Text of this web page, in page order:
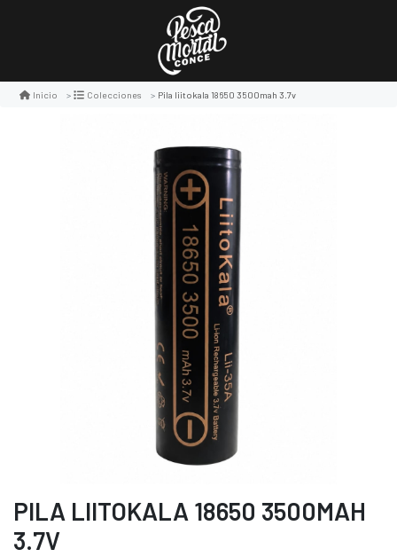
Inicio Colecciones Pila liitokala 18650 3500mah 3.7v
PILA LIITOKALA 18650 3500MAH
3.7V